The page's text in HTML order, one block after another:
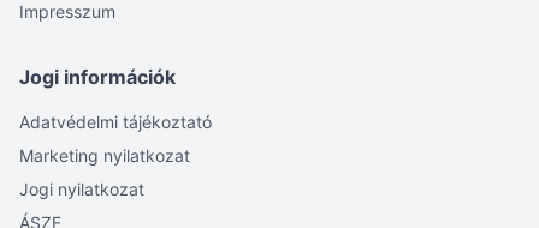
Impresszum
Jogi információk
Adatvédelmi tájékoztató
Marketing nyilatkozat
Jogi nyilatkozat
ÁSZF